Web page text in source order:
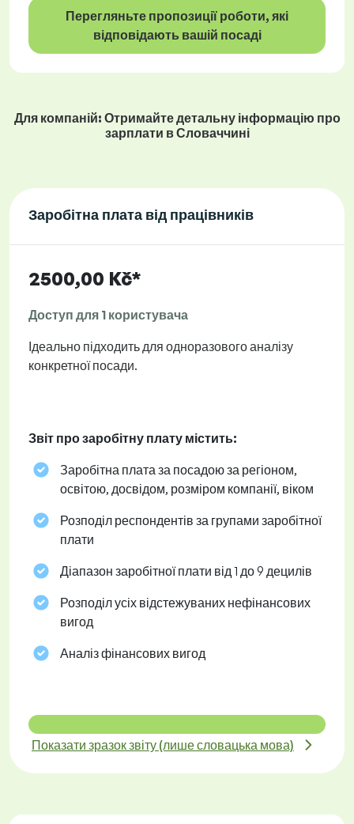
Перегляньте пропозиції роботи, які
відповідають вашій посаді
Для компаній: Отримайте детальну інформацію про
зарплати в Словаччині
Заробітна плата від працівників
2500,00 Kč*
Доступ для 1 користувача
Ідеально підходить для одноразового аналізу
конкретної посади.
Звіт про заробітну плату містить:
Заробітна плата за посадою за регіоном,
освітою, досвідом, розміром компанії, віком
Розподіл респондентів за групами заробітної
плати
Діапазон заробітної плати від 1 до 9 децилів
Розподіл усіх відстежуваних нефінансових
вигод
Аналіз фінансових вигод
Показати зразок звіту (лише словацька мова)